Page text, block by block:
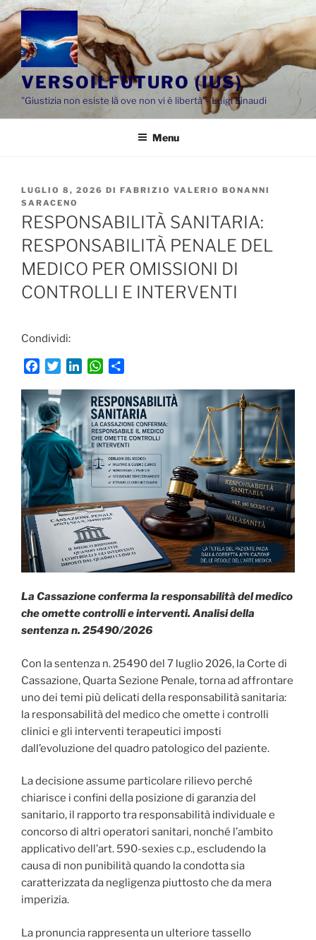
Salta
al
contenuto
VERSOILFUTURO (IUS)
"Giustizia non esiste là ove non vi è libertà"- Luigi Einaudi
Menu
PUBBLICATO
IL
LUGLIO 8, 2026 DI FABRIZIO VALERIO BONANNI
SARACENO
RESPONSABILITÀ SANITARIA:
RESPONSABILITÀ PENALE DEL
MEDICO PER OMISSIONI DI
CONTROLLI E INTERVENTI
Condividi:
c
e
b
o
o
k
i
t
t
e
r
n
k
e
d
I
n
W
a
t
s
A
p
p
n
d
i
v
i
d
i
La Cassazione conferma la responsabilità del medico
che omette controlli e interventi. Analisi della
sentenza n. 25490/2026
Con la sentenza n. 25490 del 7 luglio 2026, la Corte di
Cassazione, Quarta Sezione Penale, torna ad affrontare
uno dei temi più delicati della responsabilità sanitaria:
la responsabilità del medico che omette i controlli
clinici e gli interventi terapeutici imposti
dall’evoluzione del quadro patologico del paziente.
La decisione assume particolare rilievo perché
chiarisce i confini della posizione di garanzia del
sanitario, il rapporto tra responsabilità individuale e
concorso di altri operatori sanitari, nonché l’ambito
applicativo dell’art. 590-sexies c.p., escludendo la
causa di non punibilità quando la condotta sia
caratterizzata da negligenza piuttosto che da mera
imperizia.
La pronuncia rappresenta un ulteriore tassello